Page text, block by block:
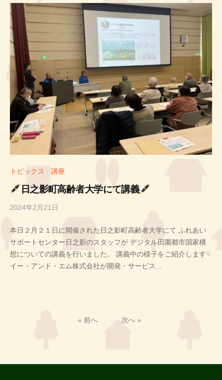
トピックス / 講座
日之影町高齢者大学にて講義
2024年2月21日
投
稿
者
H
本日２月２１日に開催された日之影町高齢者大学にて ふれあい
サポートセンター日之影のスタッフが デジタル田園都市国家構
想についての講義を行いました。 講義中の様子をご紹介します☟
イー・アンド・エム株式会社が開発・サービス...
« 前へ 次へ »